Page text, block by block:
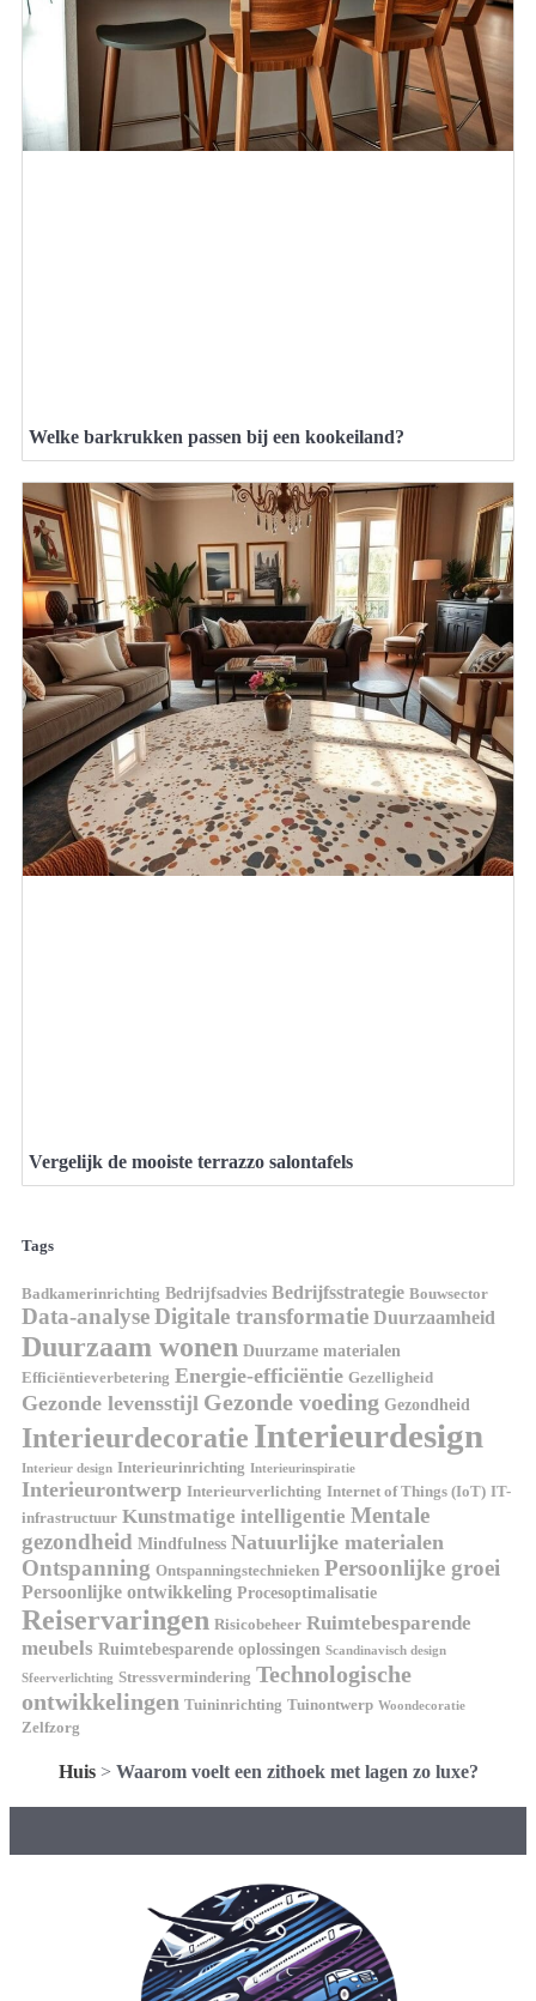
Welke barkrukken passen bij een kookeiland?
Vergelijk de mooiste terrazzo salontafels
Tags
Badkamerinrichting Bedrijfsadvies Bedrijfsstrategie Bouwsector
Data-analyseDigitale transformatie Duurzaamheid
Duurzaam wonen Duurzame materialen
Efficiëntieverbetering Energie-efficiëntie Gezelligheid
Gezonde levensstijl Gezonde voeding Gezondheid
Interieurdecoratie Interieurdesign
Interieur design Interieurinrichting Interieurinspiratie
Interieurontwerp Interieurverlichting Internet of Things (IoT) IT-
infrastructuur Kunstmatige intelligentie Mentale
gezondheid Mindfulness Natuurlijke materialen
Ontspanning Ontspanningstechnieken Persoonlijke groei
Persoonlijke ontwikkeling Procesoptimalisatie
Reiservaringen Risicobeheer Ruimtebesparende
meubels Ruimtebesparende oplossingen Scandinavisch design
Sfeerverlichting Stressvermindering Technologische
ontwikkelingen Tuininrichting Tuinontwerp Woondecoratie
Zelfzorg
Huis> Waarom voelt een zithoek met lagen zo luxe?